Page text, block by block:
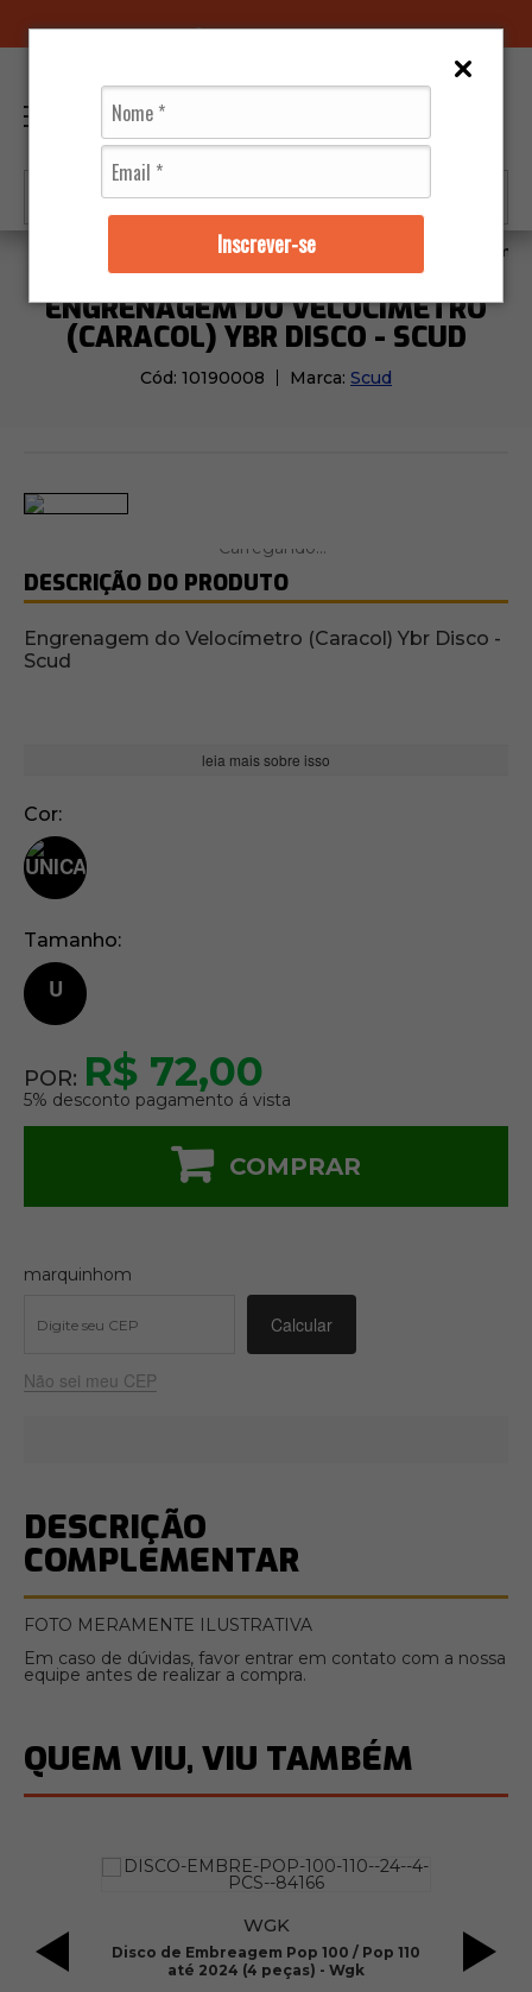
Inscrever-se
Embreagem Engrenagem do
ENGRENAGEM DO VELOCÍMETRO
(CARACOL) YBR DISCO - SCUD
Cód: 10190008 Marca: Scud
DESCRIÇÃO DO PRODUTO
Engrenagem do Velocímetro (Caracol) Ybr Disco -
Scud
leia mais sobre isso
Cor
Tamanho
U
POR: R$ 72,00
5% desconto pagamento á vista
COMPRAR
marquinhom
Não sei meu CEP
DESCRIÇÃO
COMPLEMENTAR
FOTO MERAMENTE ILUSTRATIVA
Em caso de dúvidas, favor entrar em contato com a nossa
equipe antes de realizar a compra.
QUEM VIU, VIU TAMBÉM
WGK
Disco de Embreagem Pop 100 / Pop 110
até 2024 (4 peças) - Wgk